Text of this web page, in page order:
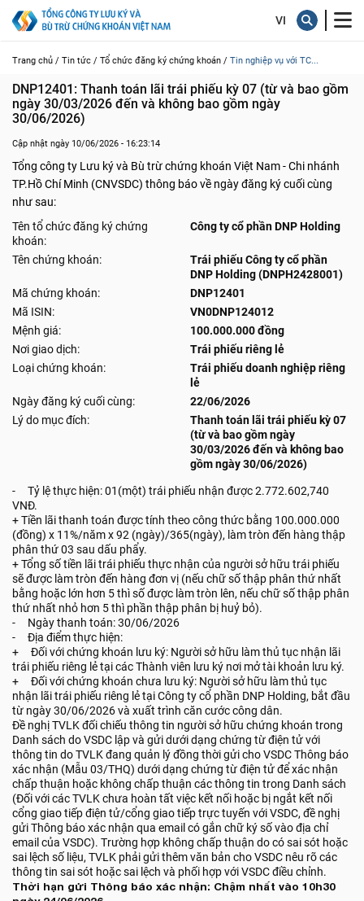
Trang chủ / Tin tức / Tổ chức đăng ký chứng khoán / Tin nghiệp vụ với TC...
DNP12401: Thanh toán lãi trái phiếu kỳ 07 (từ và bao gồm
ngày 30/03/2026 đến và không bao gồm ngày
30/06/2026)
Cập nhật ngày 10/06/2026 - 16:23:14
Tổng công ty Lưu ký và Bù trừ chứng khoán Việt Nam - Chi nhánh
TP.Hồ Chí Minh (CNVSDC) thông báo về ngày đăng ký cuối cùng
như sau:
Tên tổ chức đăng ký chứng
khoán:
Công ty cổ phần DNP Holding
Tên chứng khoán:
Trái phiếu Công ty cổ phần
DNP Holding (DNPH2428001)
Mã chứng khoán:
DNP12401
Mã ISIN:
VN0DNP124012
Mệnh giá:
100.000.000 đồng
Nơi giao dịch:
Trái phiếu riêng lẻ
Loại chứng khoán:
Trái phiếu doanh nghiệp riêng
lẻ
Ngày đăng ký cuối cùng:
22/06/2026
Lý do mục đích:
Thanh toán lãi trái phiếu kỳ 07
(từ và bao gồm ngày
30/03/2026 đến và không bao
gồm ngày 30/06/2026)
- Tỷ lệ thực hiện: 01(một) trái phiếu nhận được 2.772.602,740
VNĐ.
+ Tiền lãi thanh toán được tính theo công thức bằng 100.000.000
(đồng) x 11%/năm x 92 (ngày)/365(ngày), làm tròn đến hàng thập
phân thứ 03 sau dấu phẩy.
+ Tổng số tiền lãi trái phiếu thực nhận của người sở hữu trái phiếu
sẽ được làm tròn đến hàng đơn vị (nếu chữ số thập phân thứ nhất
bằng hoặc lớn hơn 5 thì số được làm tròn lên, nếu chữ số thập phân
thứ nhất nhỏ hơn 5 thì phần thập phân bị huỷ bỏ).
- Ngày thanh toán: 30/06/2026
- Địa điểm thực hiện:
+ Đối với chứng khoán lưu ký: Người sở hữu làm thủ tục nhận lãi
trái phiếu riêng lẻ tại các Thành viên lưu ký nơi mở tài khoản lưu ký.
+ Đối với chứng khoán chưa lưu ký: Người sở hữu làm thủ tục
nhận lãi trái phiếu riêng lẻ tại Công ty cổ phần DNP Holding, bắt đầu
từ ngày 30/06/2026 và xuất trình căn cước công dân.
Đề nghị TVLK đối chiếu thông tin người sở hữu chứng khoán trong
Danh sách do VSDC lập và gửi dưới dạng chứng từ điện tử với
thông tin do TVLK đang quản lý đồng thời gửi cho VSDC Thông báo
xác nhận (Mẫu 03/THQ) dưới dạng chứng từ điện tử để xác nhận
chấp thuận hoặc không chấp thuận các thông tin trong Danh sách
(Đối với các TVLK chưa hoàn tất việc kết nối hoặc bị ngắt kết nối
cổng giao tiếp điện tử/cổng giao tiếp trực tuyến với VSDC, đề nghị
gửi Thông báo xác nhận qua email có gắn chữ ký số vào địa chỉ
email của VSDC). Trường hợp không chấp thuận do có sai sót hoặc
sai lệch số liệu, TVLK phải gửi thêm văn bản cho VSDC nêu rõ các
thông tin sai sót hoặc sai lệch và phối hợp với VSDC điều chỉnh.
Thời hạn gửi Thông báo xác nhận: Chậm nhất vào 10h30